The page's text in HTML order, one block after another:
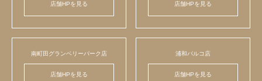
店舗HPを見る 店舗HPを見る
南町田グランベリーパーク店
店舗HPを見る
浦和パルコ店
店舗HPを見る